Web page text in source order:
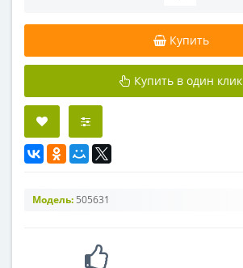
Купить
Купить в один клик
Модель: 505631